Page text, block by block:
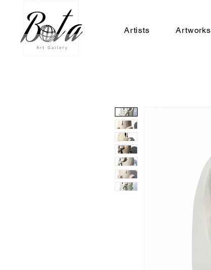
Artists Artworks